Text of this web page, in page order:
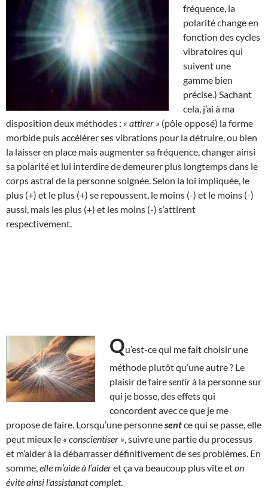
fréquence, la
polarité change en
fonction des cycles
vibratoires qui
suivent une
gamme bien
précise.) Sachant
cela, j’ai à ma
disposition deux méthodes : « attirer » (pôle opposé) la forme
morbide puis accélérer ses vibrations pour la détruire, ou bien
la laisser en place mais augmenter sa fréquence, changer ainsi
sa polarité et lui interdire de demeurer plus longtemps dans le
corps astral de la personne soignée. Selon la loi impliquée, le
plus (+) et le plus (+) se repoussent, le moins (-) et le moins (-)
aussi, mais les plus (+) et les moins (-) s’attirent
respectivement.
Qu’est-ce qui me fait choisir une
méthode plutôt qu’une autre ? Le
plaisir de faire sentirà la personne sur
qui je bosse, des effets qui
concordent avec ce que je me
propose de faire. Lorsqu’une personnesentce qui se passe, elle
peut mieux le « conscientiser » , suivre une partie du processus
et m’aider à la débarrasser définitivement de ses problèmes. En
somme, elle m’aide à l’aideret ça va beaucoup plus vite eton
évite ainsi l’assistanat complet.